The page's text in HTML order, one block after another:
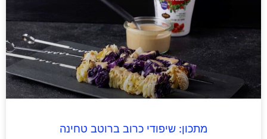
מתכון: שיפודי כרוב ברוטב טחינה